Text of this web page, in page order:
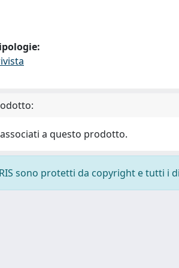
a questo prodotto.
sono protetti da copyright e tutti i